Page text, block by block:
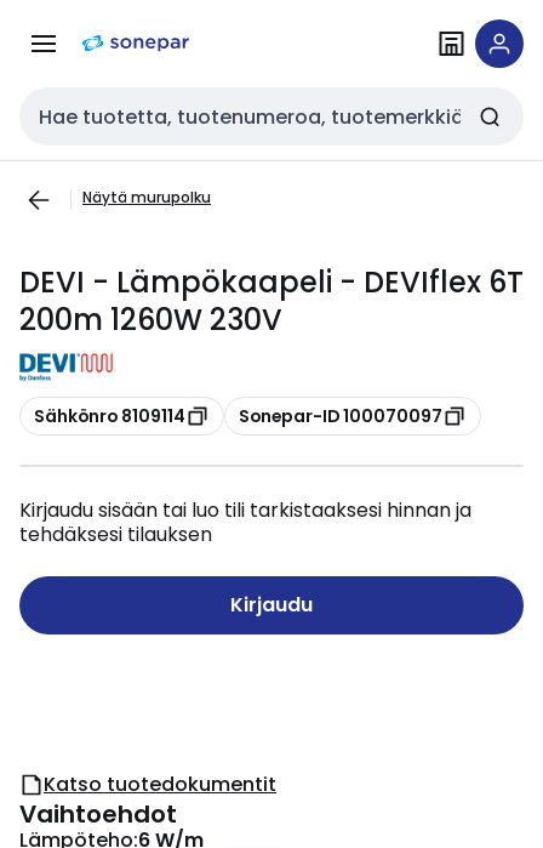
navigointiinsisältöön
Haku
Näytä murupolku
DEVI - Lämpökaapeli - DEVIflex 6T
200m 1260W 230V
Kopioi
Sähkönro 8109114 Kopioi
Sonepar-ID 100070097
Kirjaudu sisään tai luo tili tarkistaaksesi hinnan ja
tehdäksesi tilauksen
Kirjaudu
Katso tuotedokumentit
Vaihtoehdot
Lämpöteho:6 W/m